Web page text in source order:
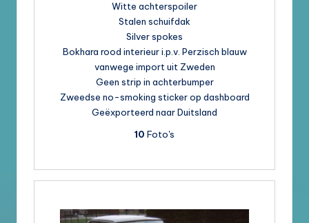
Witte achterspoiler
Stalen schuifdak
Silver spokes
Bokhara rood interieur i.p.v. Perzisch blauw
vanwege import uit Zweden
Geen strip in achterbumper
Zweedse no-smoking sticker op dashboard
Geëxporteerd naar Duitsland
10 Foto's